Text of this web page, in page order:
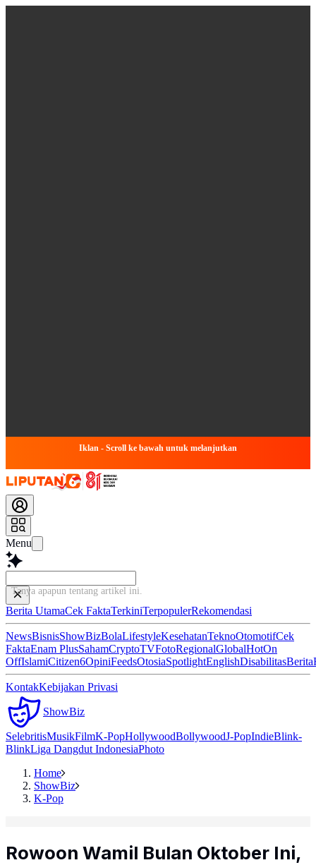
Iklan - Scroll ke bawah untuk melanjutkan
Menu
Tanya apapun tentang ar
Berita UtamaCek FaktaTerkiniTerpopulerRekomendasi
NewsBisnisShowBizBolaLifestyleKesehatanTeknoOtomotifCek
FaktaEnam PlusSahamCryptoTVFotoRegionalGlobalHotOn
OffIslamiCitizen6OpiniFeedsOtosiaSpotlightEnglishDisabilitasBerita
KontakKebijakan Privasi
ShowBiz
SelebritisMusikFilmK-PopHollywoodBollywoodJ-PopIndieBlink-
BlinkLiga Dangdut IndonesiaPhoto
Home
ShowBiz
K-Pop
Rowoon Wamil Bulan Oktober Ini,